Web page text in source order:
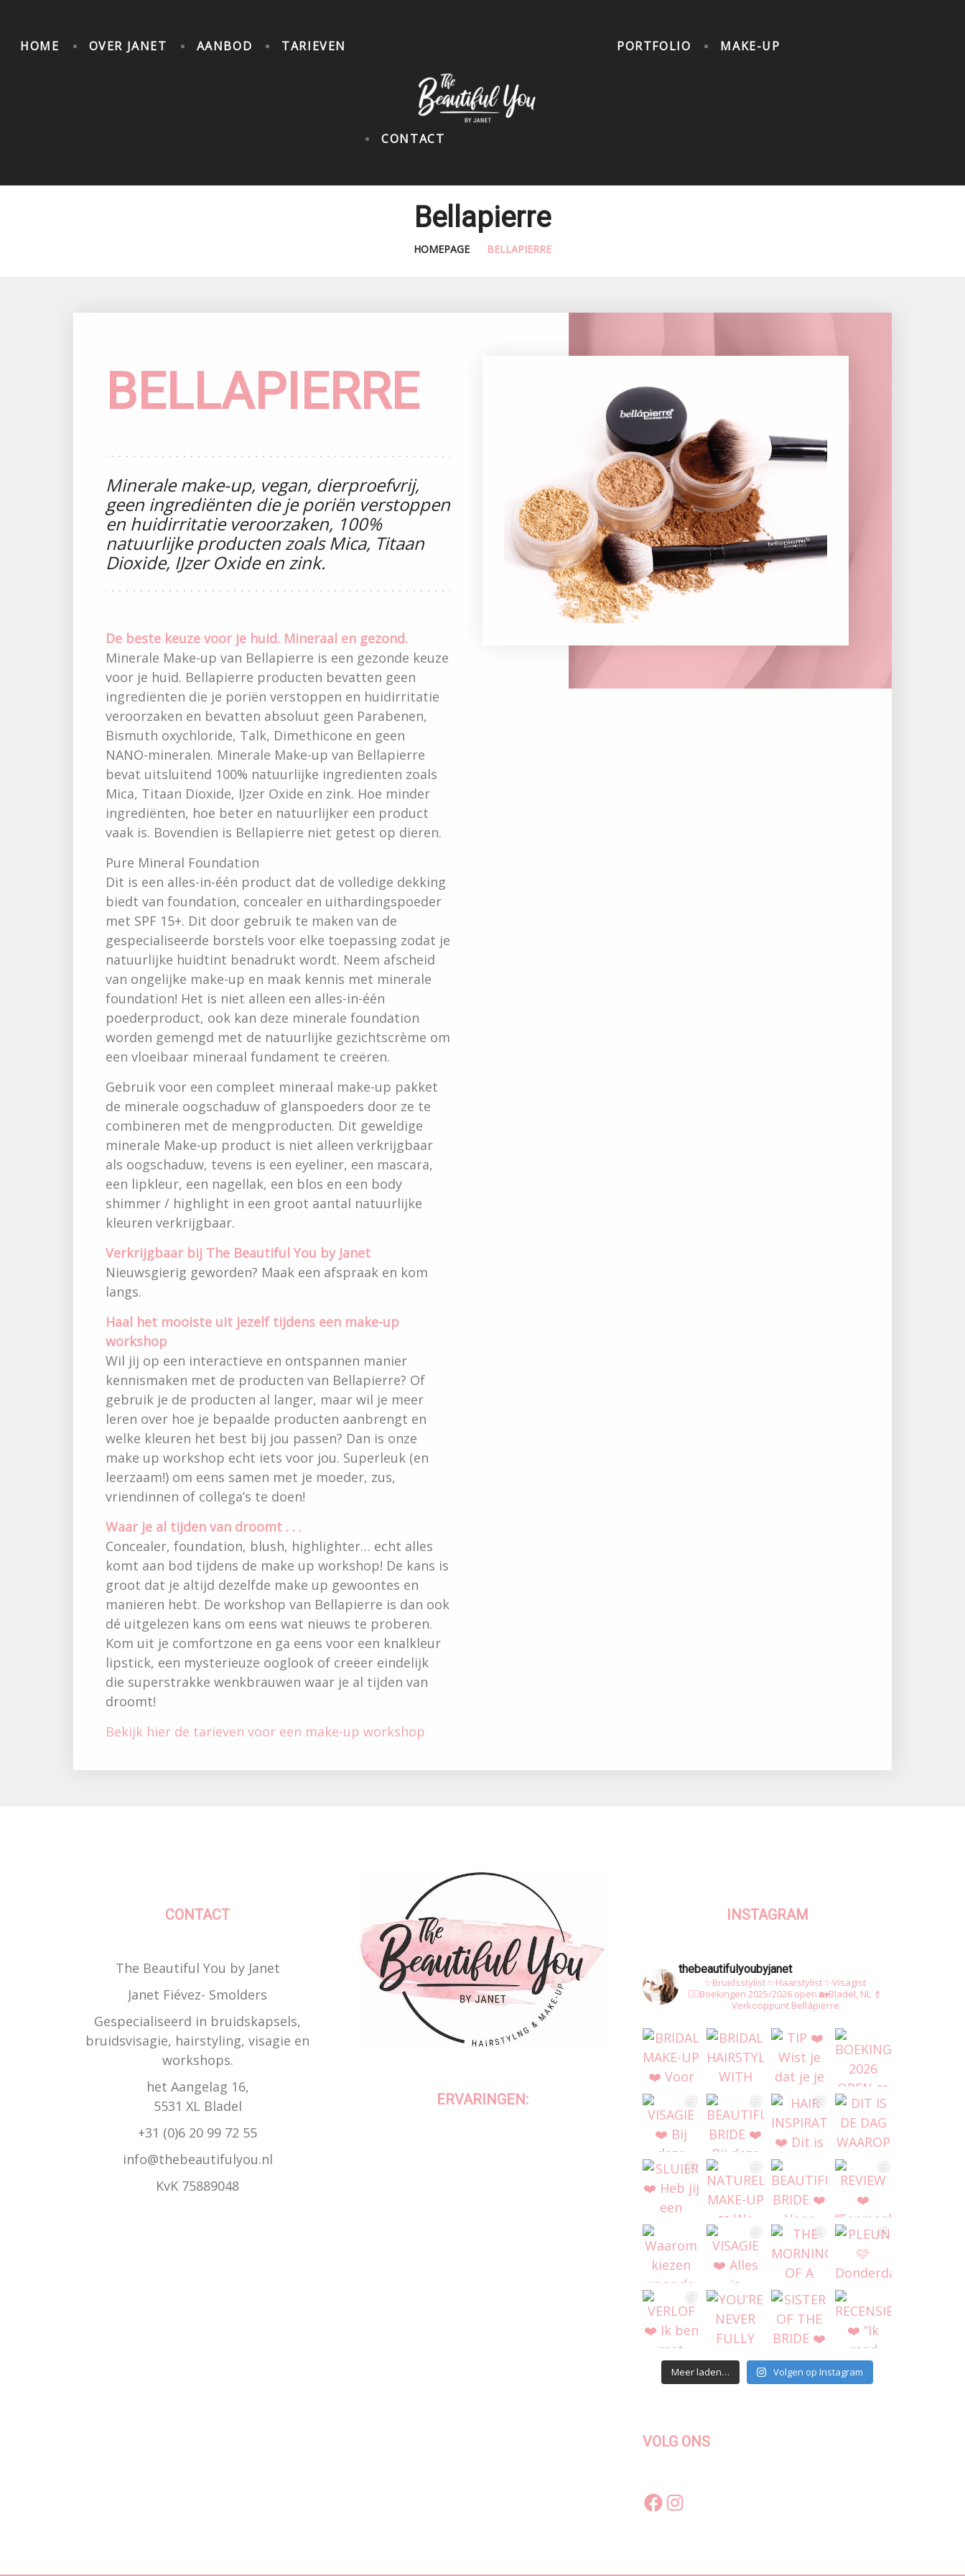
HOME OVER JANET AANBOD TARIEVEN PORTFOLIO MAKE-UP
CONTACT
Bellapierre
HOMEPAGE BELLAPIERRE
BELLAPIERRE
Minerale make-up, vegan, dierproefvrij,
geen ingrediënten die je poriën verstoppen
en huidirritatie veroorzaken, 100%
natuurlijke producten zoals Mica, Titaan
Dioxide, IJzer Oxide en zink.
De beste keuze voor je huid. Mineraal en gezond.
Minerale Make-up van Bellapierre is een gezonde keuze
voor je huid. Bellapierre producten bevatten geen
ingrediënten die je poriën verstoppen en huidirritatie
veroorzaken en bevatten absoluut geen Parabenen,
Bismuth oxychloride, Talk, Dimethicone en geen
NANO-mineralen. Minerale Make-up van Bellapierre
bevat uitsluitend 100% natuurlijke ingredienten zoals
Mica, Titaan Dioxide, IJzer Oxide en zink. Hoe minder
ingrediënten, hoe beter en natuurlijker een product
vaak is. Bovendien is Bellapierre niet getest op dieren.
Pure Mineral Foundation
Dit is een alles-in-één product dat de volledige dekking
biedt van foundation, concealer en uithardingspoeder
met SPF 15+. Dit door gebruik te maken van de
gespecialiseerde borstels voor elke toepassing zodat je
natuurlijke huidtint benadrukt wordt. Neem afscheid
van ongelijke make-up en maak kennis met minerale
foundation! Het is niet alleen een alles-in-één
poederproduct, ook kan deze minerale foundation
worden gemengd met de natuurlijke gezichtscrème om
een vloeibaar mineraal fundament te creëren.
Gebruik voor een compleet mineraal make-up pakket
de minerale oogschaduw of glanspoeders door ze te
combineren met de mengproducten. Dit geweldige
minerale Make-up product is niet alleen verkrijgbaar
als oogschaduw, tevens is een eyeliner, een mascara,
een lipkleur, een nagellak, een blos en een body
shimmer / highlight in een groot aantal natuurlijke
kleuren verkrijgbaar.
Verkrijgbaar bij The Beautiful You by Janet
Nieuwsgierig geworden? Maak een afspraak en kom
langs.
Haal het mooiste uit jezelf tijdens een make-up
workshop
Wil jij op een interactieve en ontspannen manier
kennismaken met de producten van Bellapierre? Of
gebruik je de producten al langer, maar wil je meer
leren over hoe je bepaalde producten aanbrengt en
welke kleuren het best bij jou passen? Dan is onze
make up workshop echt iets voor jou. Superleuk (en
leerzaam!) om eens samen met je moeder, zus,
vriendinnen of collega’s te doen!
Waar je al tijden van droomt . . .
Concealer, foundation, blush, highlighter… echt alles
komt aan bod tijdens de make up workshop! De kans is
groot dat je altijd dezelfde make up gewoontes en
manieren hebt. De workshop van Bellapierre is dan ook
dé uitgelezen kans om eens wat nieuws te proberen.
Kom uit je comfortzone en ga eens voor een knalkleur
lipstick, een mysterieuze ooglook of creëer eindelijk
die superstrakke wenkbrauwen waar je al tijden van
droomt!
Bekijk hier de tarieven voor een make-up workshop
CONTACT
The Beautiful You by Janet
Janet Fiévez- Smolders
Gespecialiseerd in bruidskapsels,
bruidsvisagie, hairstyling, visagie en
workshops.
het Aangelag 16,
5531 XL Bladel
+31 (0)6 20 99 72 55
info@thebeautifulyou.nl
KvK 75889048
ERVARINGEN:
INSTAGRAM
thebeautifulyoubyjanet
✨Bruidsstylist ✨Haarstylist ✨Visagist
👰‍♀️Boekingen 2025/2026 open 🏡Bladel, NL 💄
Verkooppunt Bellápierre
Meer laden… Volgen op Instagram
VOLG ONS